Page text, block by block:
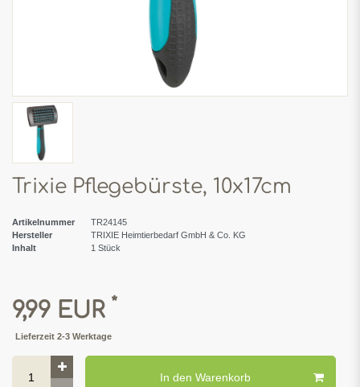
Trixie Pflegebürste, 10x17cm
Artikelnummer
TR24145
Hersteller
TRIXIE Heimtierbedarf GmbH & Co. KG
Inhalt
1 Stück
9,99 EUR *
Lieferzeit 2-3 Werktage
In den Warenkorb